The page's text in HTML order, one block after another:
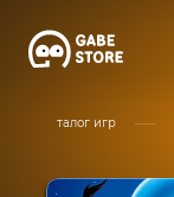
Каталог игр